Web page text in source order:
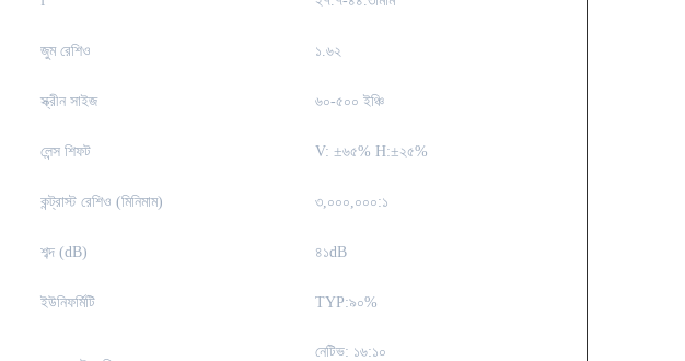
জুম রেশিও ১.৬২
স্ক্রীন সাইজ ৬০-৫০০ ইঞ্চি
লেন্স শিফট V: ±৬৫% H:±২৫%
কন্ট্রাস্ট রেশিও (মিনিমাম) ৩,০০০,০০০:১
শব্দ (dB) ৪১dB
ইউনিফর্মিটি TYP:৯০%
নেটিভ: ১৬:১০